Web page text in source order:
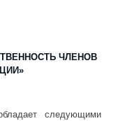
ЧЛЕНОВ
следующими